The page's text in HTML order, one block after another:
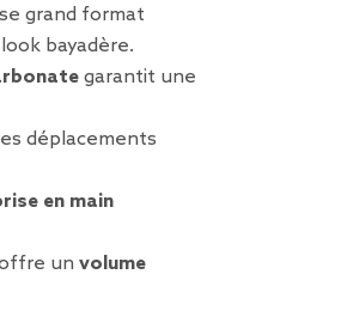
grand format
bayadère.
garantit une
déplacements
en main
un volume